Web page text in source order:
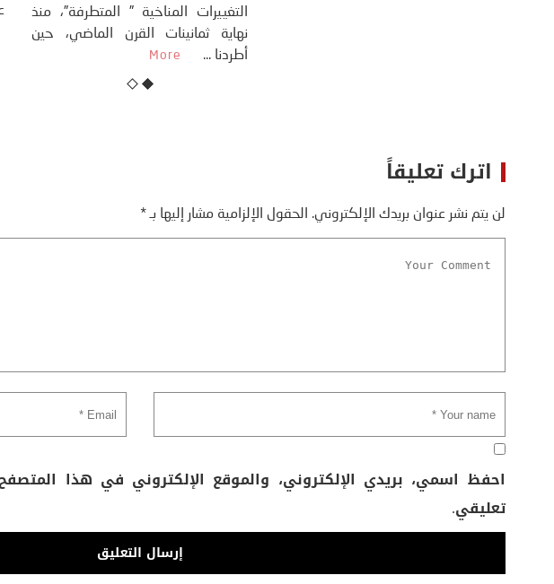
اترك تعليقاً
لن يتم نشر عنوان بريدك الإلكتروني. الحقول الإلزامية مشار إليها بـ*
احفظ اسمي، بريدي الإلكتروني، والموقع الإلكتروني في هذا
تعليقي.